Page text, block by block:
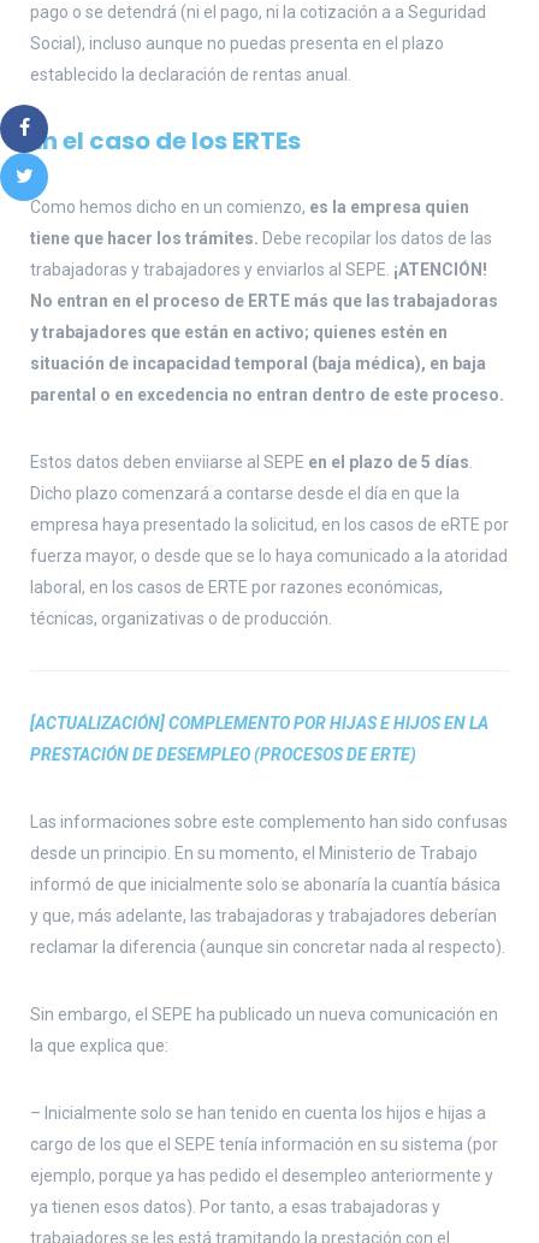
pago o se detendrá (ni el pago, ni la cotización a a Seguridad
Social), incluso aunque no puedas presenta en el plazo
establecido la declaración de rentas anual.
En el caso de los ERTEs
Como hemos dicho en un comienzo, es la empresa quien
tiene que hacer los trámites. Debe recopilar los datos de las
trabajadoras y trabajadores y enviarlos al SEPE. ¡ATENCIÓN!
No entran en el proceso de ERTE más que las trabajadoras
y trabajadores que están en activo; quienes estén en
situación de incapacidad temporal (baja médica), en baja
parental o en excedencia no entran dentro de este proceso.
Estos datos deben enviiarse al SEPE en el plazo de 5 días
Dicho plazo comenzará a contarse desde el día en que la
empresa haya presentado la solicitud, en los casos de eRTE por
fuerza mayor, o desde que se lo haya comunicado a la atoridad
laboral, en los casos de ERTE por razones económicas,
técnicas, organizativas o de producción.
[ACTUALIZACIÓN] COMPLEMENTO POR HIJAS E HIJOS EN LA
PRESTACIÓN DE DESEMPLEO (PROCESOS DE ERTE)
Las informaciones sobre este complemento han sido confusas
desde un principio. En su momento, el Ministerio de Trabajo
informó de que inicialmente solo se abonaría la cuantía básica
y que, más adelante, las trabajadoras y trabajadores deberían
reclamar la diferencia (aunque sin concretar nada al respecto).
Sin embargo, el SEPE ha publicado un nueva comunicación en
la que explica que:
– Inicialmente solo se han tenido en cuenta los hijos e hijas a
cargo de los que el SEPE tenía información en su sistema (por
ejemplo, porque ya has pedido el desempleo anteriormente y
ya tienen esos datos). Por tanto, a esas trabajadoras y
trabajadores se les está tramitando la prestación con el